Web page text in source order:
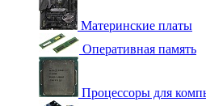
Материнские платы
Оперативная память
Процессоры для